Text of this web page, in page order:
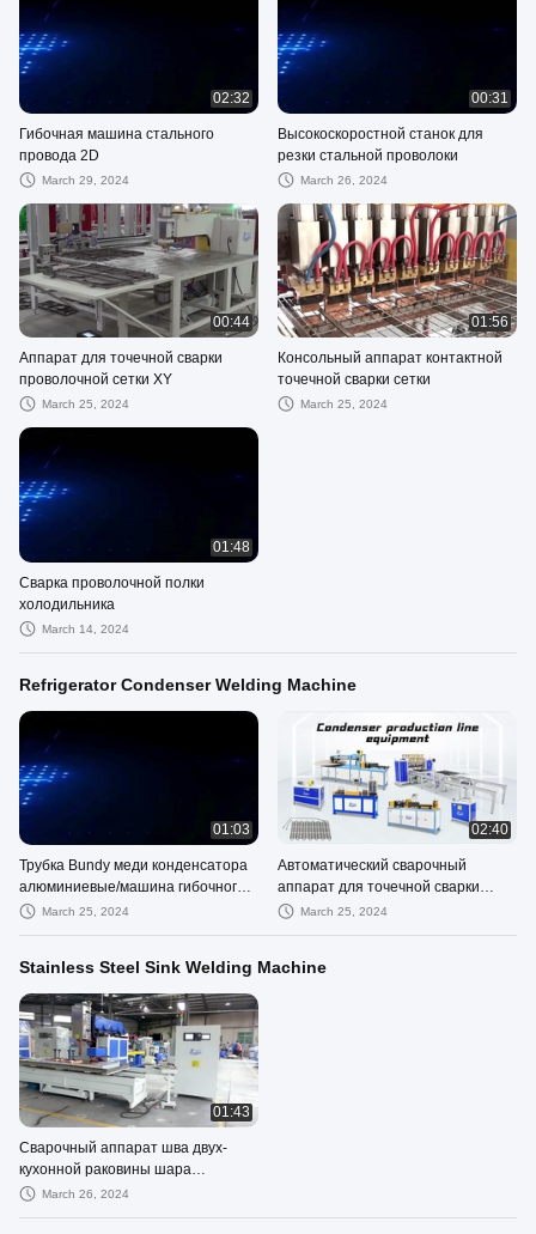
02:32
Гибочная машина стального
провода 2D
March 29, 2024
00:31
Высокоскоростной станок для
резки стальной проволоки
March 26, 2024
00:44
Аппарат для точечной сварки
проволочной сетки XY
March 25, 2024
01:56
Консольный аппарат контактной
точечной сварки сетки
March 25, 2024
01:48
Сварка проволочной полки
холодильника
March 14, 2024
Refrigerator Condenser Welding Machine
01:03
Трубка Bundy меди конденсатора
алюминиевые/машина гибочного
устройства трубы, провод на
March 25, 2024
02:40
Автоматический сварочный
аппарат для точечной сварки
проволочной сетки холодильного
March 25, 2024
Stainless Steel Sink Welding Machine
01:43
Сварочный аппарат шва двух-
кухонной раковины шара
автоматический
March 26, 2024